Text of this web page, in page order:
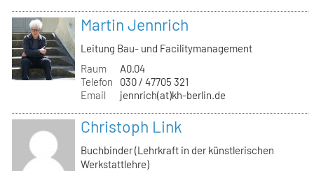
Martin Jennrich
Leitung Bau- und Facilitymanagement
Raum
A0.04
Telefon
030 / 47705 321
Email
jennrich(at)kh-berlin.de
Christoph Link
Buchbinder (Lehrkraft in der künstlerischen
Werkstattlehre)